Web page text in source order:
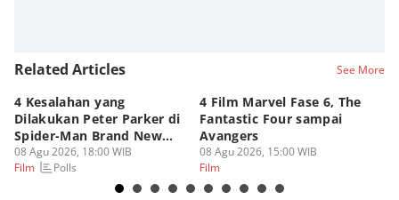
Related Articles See More
4 Kesalahan yang
Dilakukan Peter Parker di
Spider-Man Brand New
Day
08 Agu 2026, 18:00 WIB
Film
Polls
4 Film Marvel Fase 6, The
Fantastic Four sampai
Avangers
08 Agu 2026, 15:00 WIB
Film